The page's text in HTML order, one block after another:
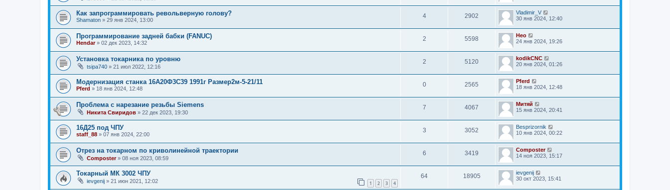
Как запрограммировать револьверную голову?
Shamaton » 29 янв 2024, 13:00
4 2902
Vladimir_V
30 янв 2024, 12:40
Программирование задней бабки (FANUC)
Hendar» 02 дек 2023, 14:32
2 5598
Нео
24 янв 2024, 19:26
Установка токарника по уровню
tsipa740 » 21 июл 2022, 12:16
2 5120
kodikCNC
20 янв 2024, 01:26
Модернизация станка 16А20Ф3С39 1991г Размер2м-5-21/11
Pferd » 18 янв 2024, 12:48
0 2565
Pferd
18 янв 2024, 12:48
Проблема с нарезание резьбы Siemens
Никита Свиридов » 22 дек 2023, 19:30
7 4067
Митяй
15 янв 2024, 20:41
16Д25 под ЧПУ
staff_88 » 07 янв 2024, 22:00
3 3052
Besprizornik
10 янв 2024, 00:22
Отрез на токарном по криволинейной траектории
Composter» 08 ноя 2023, 08:59
6 3419
Composter
14 ноя 2023, 15:17
Токарный МК 3002 ЧПУ
ievgenij » 21 июн 2021, 12:02 1 2 3 4
64 18905
ievgenij
30 окт 2023, 15:41